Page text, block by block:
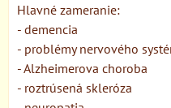
Hlavné zameranie:
- demencia
- problémy nervového
- Alzheimerova choroba
- roztrúsená skleróza